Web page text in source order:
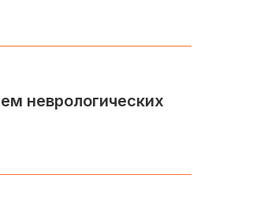
неврологических